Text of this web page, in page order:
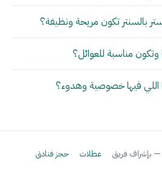
بالسنتر تكون مريحة ونظيفة؟
مناسبة للعوائل؟
اللي فيها خصوصية وهدوء؟
— بإشراف فريق عطلات حجز فنادق